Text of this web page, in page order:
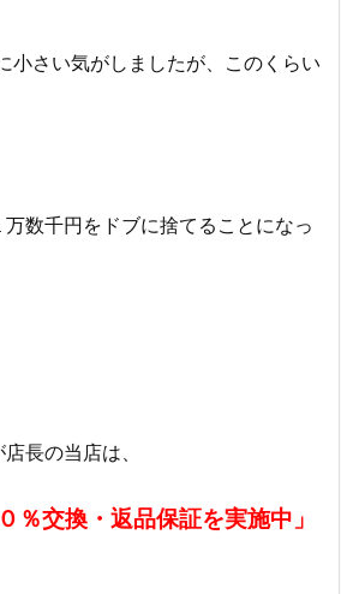
小さい気がしましたが、このくらい
数千円をドブに捨てることになっ
長の当店は、
％交換・返品保証を実施中」